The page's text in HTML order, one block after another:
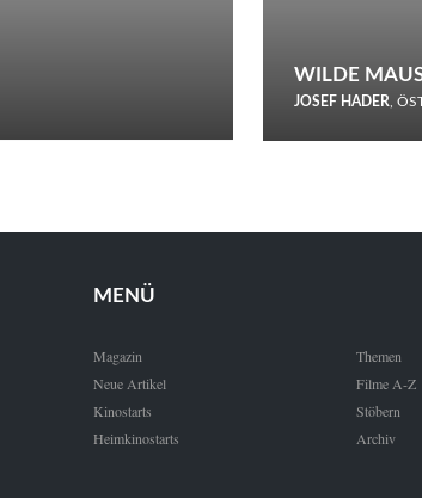
WILDE
JOSEF HADER,
Schnee.
MENÜ
Magazin
Neue Artikel
Kinostarts
Heimkinostarts
Themen
Filme A-Z
Stöbern
Archiv